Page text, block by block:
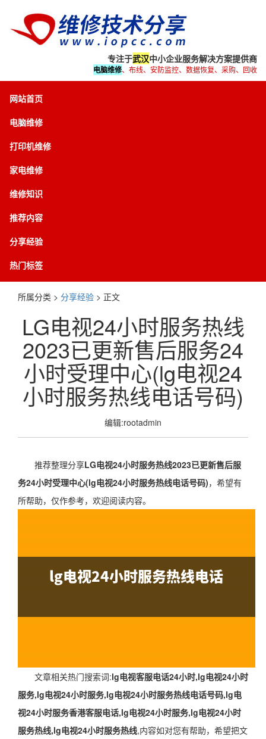
专注于武汉中小企业服务解决方案提供商
电脑维修、布线、安防监控、数据恢复、采购、回收
网站首页
电脑维修
打印机维修
家电维修
维修知识
推荐内容
分享经验
热门标签
所属分类 > 分享经验 > 正文
LG电视24小时服务热线
2023已更新售后服务24
小时受理中心(lg电视24
小时服务热线电话号码)
编辑:rootadmin
推荐整理分享LG电视24小时服务热线2023已更新售后服
务24小时受理中心(lg电视24小时服务热线电话号码)，希望有
所帮助，仅作参考，欢迎阅读内容。
文章相关热门搜索词:lg电视客服电话24小时,lg电视24小时
服务,lg电视24小时服务,lg电视24小时服务热线电话号码,lg电
视24小时服务香港客服电话,lg电视24小时服务,lg电视24小时
服务热线,lg电视24小时服务热线,内容如对您有帮助，希望把文